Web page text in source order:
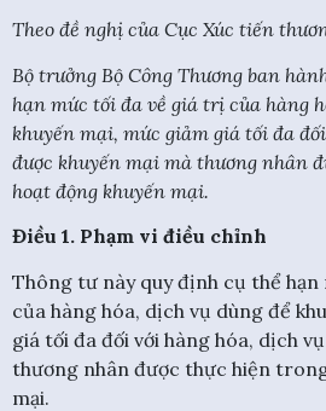
Theo đề nghị của Cục Xúc tiến
Bộ trưởng Bộ Công Thương ban
hạn mức tối đa về giá trị của hàng
khuyến mại, mức giảm giá tối đa
được khuyến mại mà thương nhân
hoạt động khuyến mại.
Điều 1. Phạm vi điều chỉnh
Thông tư này quy định cụ thể
của hàng hóa, dịch vụ dùng để
giá tối đa đối với hàng hóa, dịch
thương nhân được thực hiện
mại.